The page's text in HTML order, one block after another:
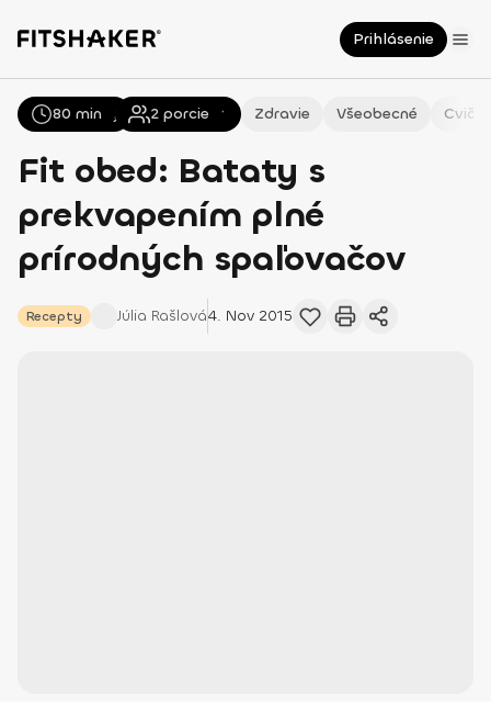
Prihlásenie
Všetky Recepty Zdravie Všeobecné
Fit obed: Bataty s
prekvapením plné
prírodných spaľovačov
Recepty Júlia Rašlová4. Nov 2015
80 min 2 porcie